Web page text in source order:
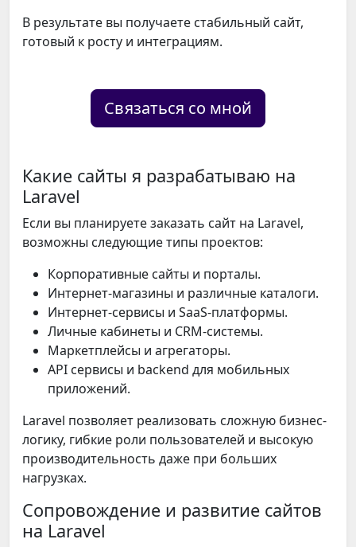
В результате вы получаете стабильный сайт,
готовый к росту и интеграциям.
Связаться со мной
Какие сайты я разрабатываю на
Laravel
Если вы планируете заказать сайт на Laravel,
возможны следующие типы проектов:
Корпоративные сайты и порталы.
Интернет-магазины и различные каталоги.
Интернет-сервисы и SaaS-платформы.
Личные кабинеты и CRM-системы.
Маркетплейсы и агрегаторы.
API сервисы и backend для мобильных
приложений.
Laravel позволяет реализовать сложную бизнес-
логику, гибкие роли пользователей и высокую
производительность даже при больших
нагрузках.
Сопровождение и развитие сайтов
на Laravel